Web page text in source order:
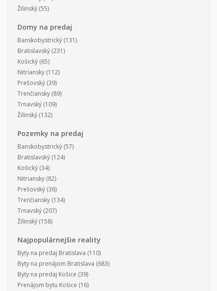
Žilinský (55)
Domy na predaj
Banskobystrický (131)
Bratislavský (231)
Košický (65)
Nitriansky (112)
Prešovský (39)
Trenčiansky (89)
Trnavský (109)
Žilinský (132)
Pozemky na predaj
Banskobystrický (57)
Bratislavský (124)
Košický (34)
Nitriansky (82)
Prešovský (36)
Trenčiansky (134)
Trnavský (207)
Žilinský (158)
Najpopulárnejšie reality
Byty na predaj Bratislava (110)
Byty na prenájom Bratislava (683)
Byty na predaj Košice (39)
Prenájom bytu Košice (16)